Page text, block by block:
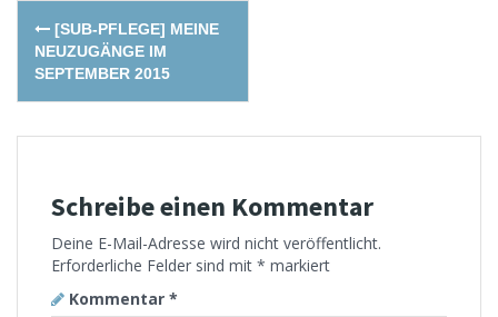
Post
navigation
[SUB-PFLEGE] MEINE
NEUZUGÄNGE IM
SEPTEMBER 2015
Schreibe einen Kommentar
Deine E-Mail-Adresse wird nicht veröffentlicht.
Erforderliche Felder sind mit * markiert
Kommentar *